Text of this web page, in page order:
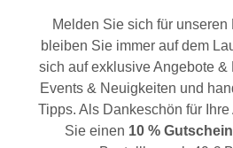
Melden Sie sich für unseren
bleiben Sie immer auf dem
sich auf exklusive Angebote &
Events & Neuigkeiten und
Tipps. Als Dankeschön für
Sie einen 10 % Gutschein